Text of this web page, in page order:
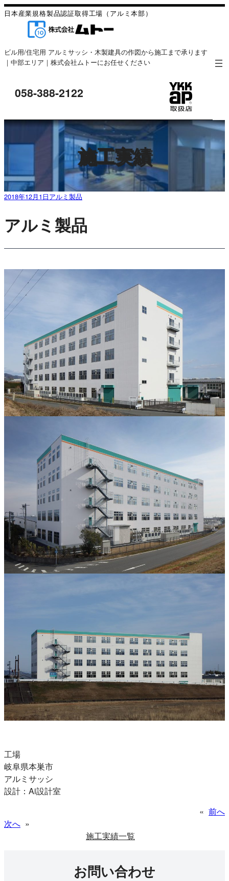
日本産業規格製品認証取得工場 （アルミ本部）
ビル用/住宅用 アルミサッシ・木製建具の作図から施工まで承ります
｜中部エリア｜株式会社ムトーにお任せください
058-388-2122
施工実績
2018年12月1日アルミ製品
アルミ製品
工場
岐阜県本巣市
アルミサッシ
設計：Ai設計室
« 前へ
次へ »
施工実績一覧
お問い合わせ